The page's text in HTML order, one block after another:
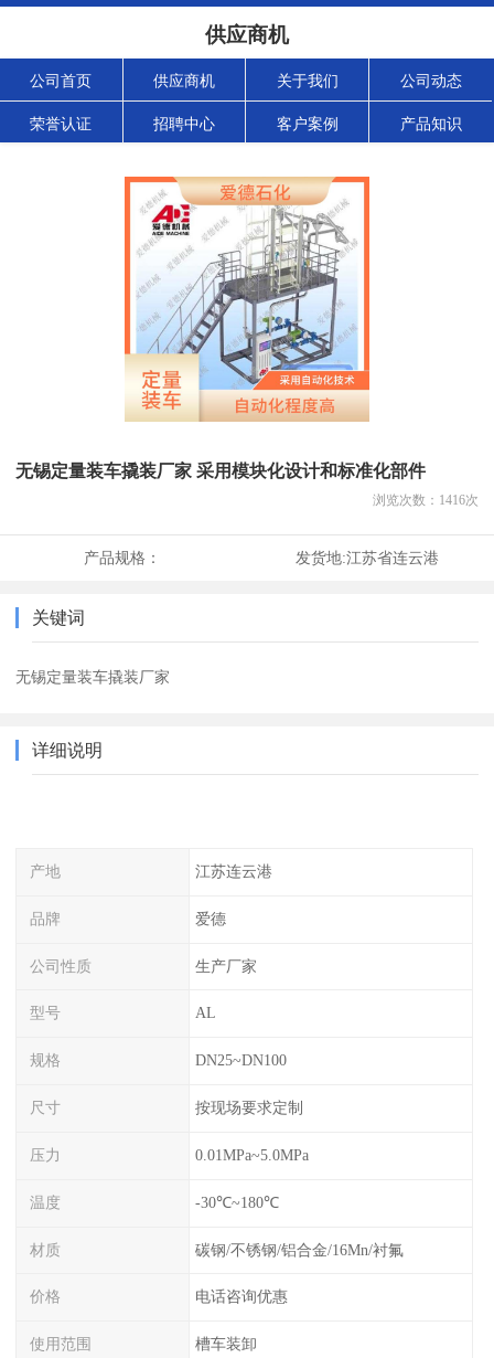
供应商机
公司首页 供应商机 关于我们 公司动态
荣誉认证 招聘中心 客户案例 产品知识
无锡定量装车撬装厂家 采用模块化设计和标准化部件
浏览次数： 1416次
产品规格： 发货地:江苏省连云港
关键词
无锡定量装车撬装厂家
详细说明
产地 江苏连云港
品牌 爱德
公司性质 生产厂家
型号 AL
规格 DN25~DN100
尺寸 按现场要求定制
压力 0.01MPa~5.0MPa
温度 -30℃~180℃
材质 碳钢/不锈钢/铝合金/16Mn/衬氟
价格 电话咨询优惠
使用范围 槽车装卸